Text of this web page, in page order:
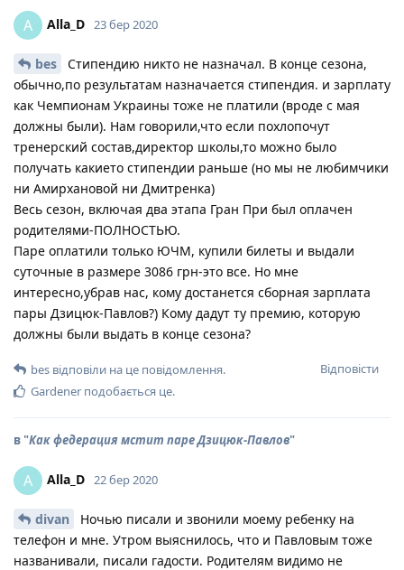
A Alla_D 23 бер 2020
bes
Стипендию никто не назначал. В конце сезона,
обычно,по результатам назначается стипендия. и зарплату
как Чемпионам Украины тоже не платили (вроде с мая
должны были). Нам говорили,что если похлопочут
тренерский состав,директор школы,то можно было
получать какието стипендии раньше (но мы не любимчики
ни Амирхановой ни Дмитренка)
Весь сезон, включая два этапа Гран При был оплачен
родителями-ПОЛНОСТЬЮ.
Паре оплатили только ЮЧМ, купили билеты и выдали
суточные в размере 3086 грн-это все. Но мне
интересно,убрав нас, кому достанется сборная зарплата
пары Дзицюк-Павлов?) Кому дадут ту премию, которую
должны были выдать в конце сезона?
Відповісти
bes відповіли на це повідомлення.
Gardener подобається це.
в "Как федерация мстит паре Дзицюк-Павлов"
A Alla_D 22 бер 2020
divan
Ночью писали и звонили моему ребенку на
телефон и мне. Утром выяснилось, что и Павловым тоже
названивали, писали гадости. Родителям видимо не